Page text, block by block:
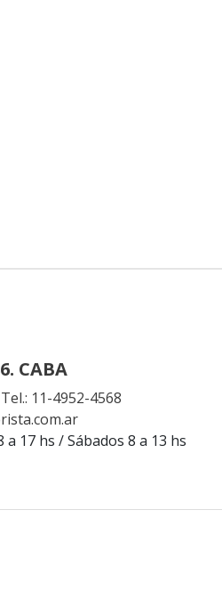
CABA
Tel.: 11-4952-4568
a 17 hs / Sábados 8 a 13 hs